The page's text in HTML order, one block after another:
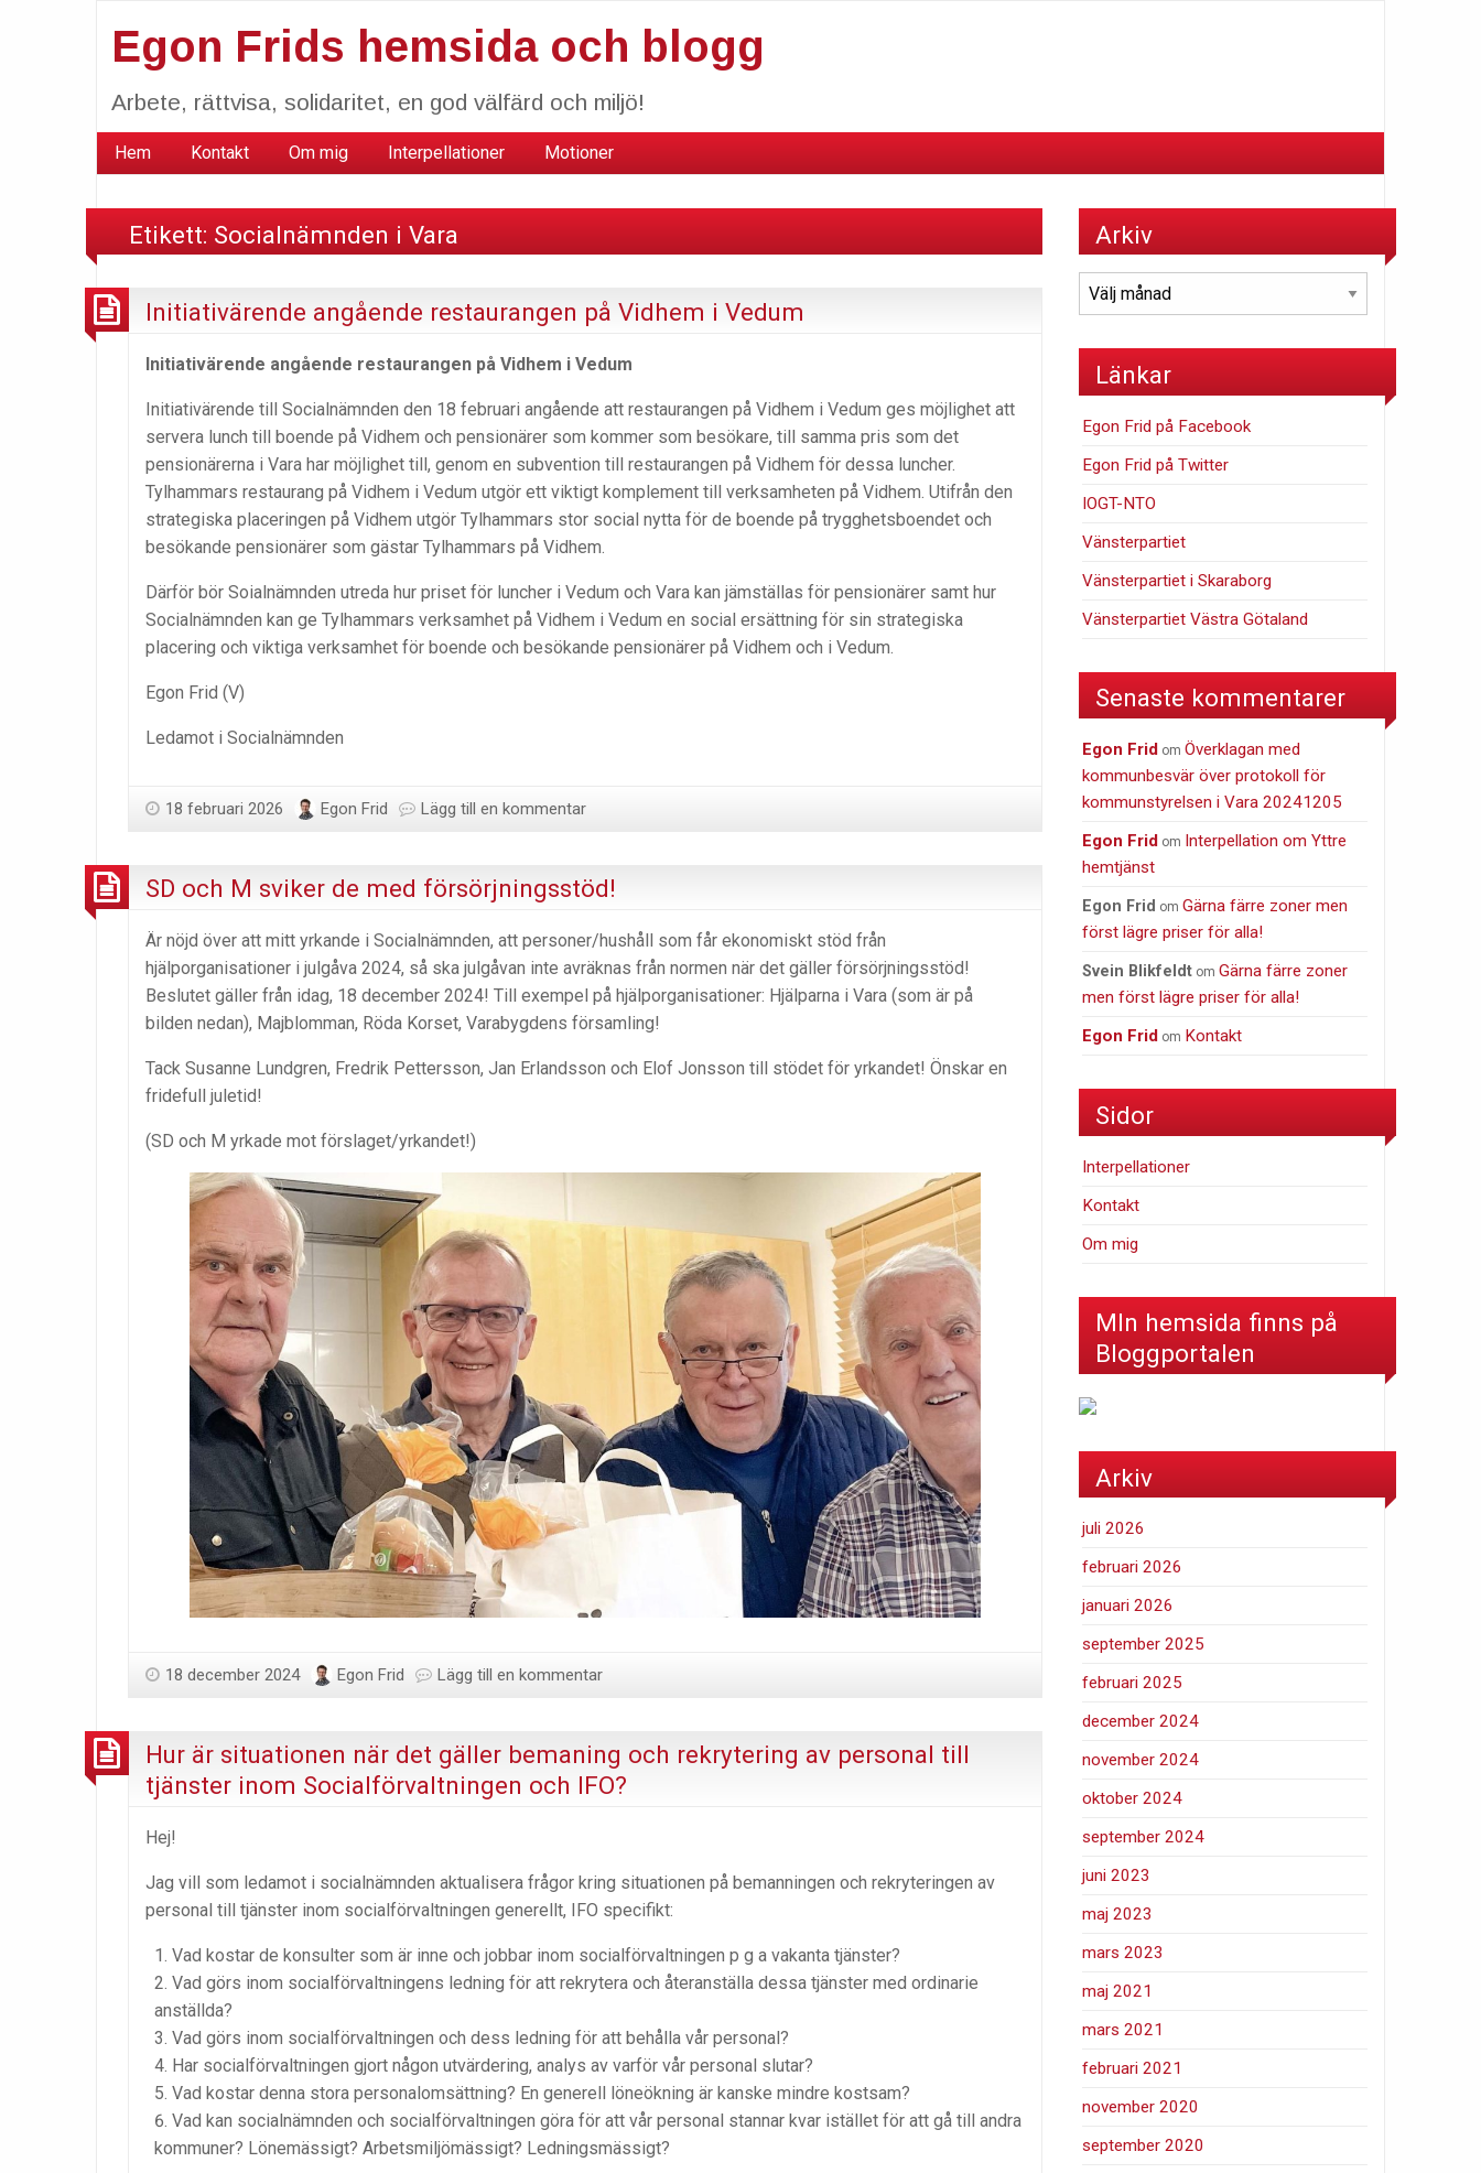
Egon Frids hemsida och blogg
Arbete, rättvisa, solidaritet, en god välfärd och miljö!
Hem Kontakt Om mig Interpellationer Motioner
Etikett: Socialnämnden i Vara
Initiativärende angående restaurangen på Vidhem i Vedum
Initiativärende angående restaurangen på Vidhem i Vedum
Initiativärende till Socialnämnden den 18 februari angående att restaurangen på Vidhem i Vedum ges möjlighet att
servera lunch till boende på Vidhem och pensionärer som kommer som besökare, till samma pris som det
pensionärerna i Vara har möjlighet till, genom en subvention till restaurangen på Vidhem för dessa luncher.
Tylhammars restaurang på Vidhem i Vedum utgör ett viktigt komplement till verksamheten på Vidhem. Utifrån den
strategiska placeringen på Vidhem utgör Tylhammars stor social nytta för de boende på trygghetsboendet och
besökande pensionärer som gästar Tylhammars på Vidhem.
Därför bör Soialnämnden utreda hur priset för luncher i Vedum och Vara kan jämställas för pensionärer samt hur
Socialnämnden kan ge Tylhammars verksamhet på Vidhem i Vedum en social ersättning för sin strategiska
placering och viktiga verksamhet för boende och besökande pensionärer på Vidhem och i Vedum.
Egon Frid (V)
Ledamot i Socialnämnden
18 februari 2026 Egon Frid Lägg till en kommentar
SD och M sviker de med försörjningsstöd!
Är nöjd över att mitt yrkande i Socialnämnden, att personer/hushåll som får ekonomiskt stöd från
hjälporganisationer i julgåva 2024, så ska julgåvan inte avräknas från normen när det gäller försörjningsstöd!
Beslutet gäller från idag, 18 december 2024! Till exempel på hjälporganisationer: Hjälparna i Vara (som är på
bilden nedan), Majblomman, Röda Korset, Varabygdens församling!
Tack Susanne Lundgren, Fredrik Pettersson, Jan Erlandsson och Elof Jonsson till stödet för yrkandet! Önskar en
fridefull juletid!
(SD och M yrkade mot förslaget/yrkandet!)
18 december 2024 Egon Frid Lägg till en kommentar
Hur är situationen när det gäller bemaning och rekrytering av personal till
tjänster inom Socialförvaltningen och IFO?
Hej!
Jag vill som ledamot i socialnämnden aktualisera frågor kring situationen på bemanningen och rekryteringen av
personal till tjänster inom socialförvaltningen generellt, IFO specifikt:
Vad kostar de konsulter som är inne och jobbar inom socialförvaltningen p g a vakanta tjänster?
Vad görs inom socialförvaltningens ledning för att rekrytera och återanställa dessa tjänster med ordinarie
anställda?
Vad görs inom socialförvaltningen och dess ledning för att behålla vår personal?
Har socialförvaltningen gjort någon utvärdering, analys av varför vår personal slutar?
Vad kostar denna stora personalomsättning? En generell löneökning är kanske mindre kostsam?
Vad kan socialnämnden och socialförvaltningen göra för att vår personal stannar kvar istället för att gå till andra
kommuner? Lönemässigt? Arbetsmiljömässigt? Ledningsmässigt?
Arkiv
Arkiv
Länkar
Egon Frid på Facebook
Egon Frid på Twitter
IOGT-NTO
Vänsterpartiet
Vänsterpartiet i Skaraborg
Vänsterpartiet Västra Götaland
Senaste kommentarer
Egon Frid omÖverklagan med
kommunbesvär över protokoll för
kommunstyrelsen i Vara 20241205
Egon Frid om Interpellation om Yttre
hemtjänst
Egon Frid omGärna färre zoner men
först lägre priser för alla!
Svein Blikfeldt omGärna färre zoner
men först lägre priser för alla!
Egon Frid om Kontakt
Sidor
Interpellationer
Kontakt
Om mig
MIn hemsida finns på
Bloggportalen
Arkiv
juli 2026
februari 2026
januari 2026
september 2025
februari 2025
december 2024
november 2024
oktober 2024
september 2024
juni 2023
maj 2023
mars 2023
maj 2021
mars 2021
februari 2021
november 2020
september 2020